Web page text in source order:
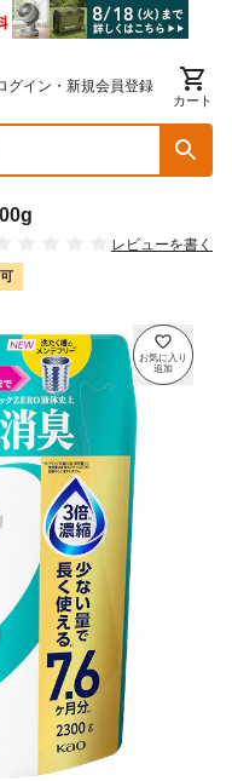
グイン・新規会員登録
カート
レビューを書く